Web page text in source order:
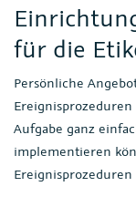
für die
Persönliche
Ereignisprozeduren
Aufgabe ganz
implementieren